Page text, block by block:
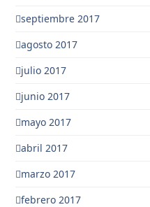
septiembre 2017
agosto 2017
julio 2017
junio 2017
mayo 2017
abril 2017
marzo 2017
febrero 2017